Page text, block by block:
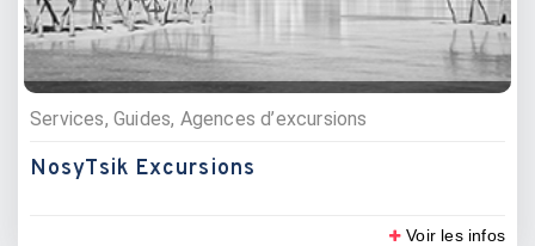
Services, Guides, Agences d’excursions
NosyTsik Excursions
Voir les infos